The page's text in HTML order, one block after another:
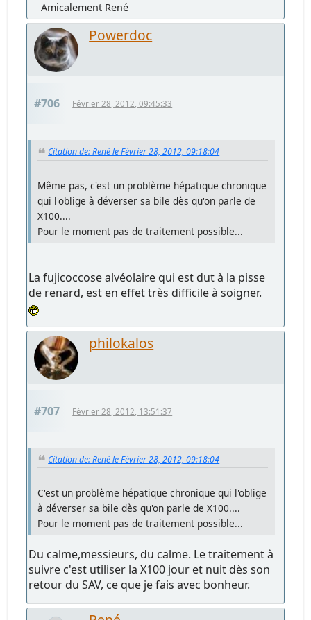
Amicalement René
Powerdoc
#706 Février 28, 2012, 09:45:33
Citation de: René le Février 28, 2012, 09:18:04
Même pas, c'est un problème hépatique chronique
qui l'oblige à déverser sa bile dès qu'on parle de
X100....
Pour le moment pas de traitement possible...
La fujicoccose alvéolaire qui est dut à la pisse
de renard, est en effet très difficile à soigner.
philokalos
#707 Février 28, 2012, 13:51:37
Citation de: René le Février 28, 2012, 09:18:04
C'est un problème hépatique chronique qui l'oblige
à déverser sa bile dès qu'on parle de X100....
Pour le moment pas de traitement possible...
Du calme,messieurs, du calme. Le traitement à
suivre c'est utiliser la X100 jour et nuit dès son
retour du SAV, ce que je fais avec bonheur.